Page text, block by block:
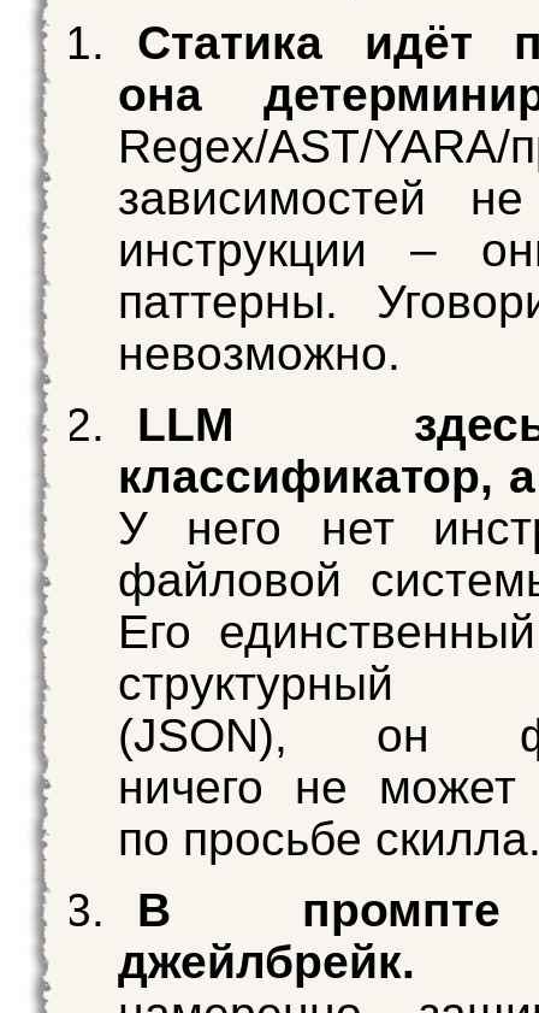
Статика идёт
она
Regex/AST/YARA/
зависимостей не
инструкции –
паттерны.
невозможно.
LLM
классификатор,
У него нет
файловой
Его
структурный
(JSON), он
ничего не может
по просьбе
В промпте
джейлбрейк.